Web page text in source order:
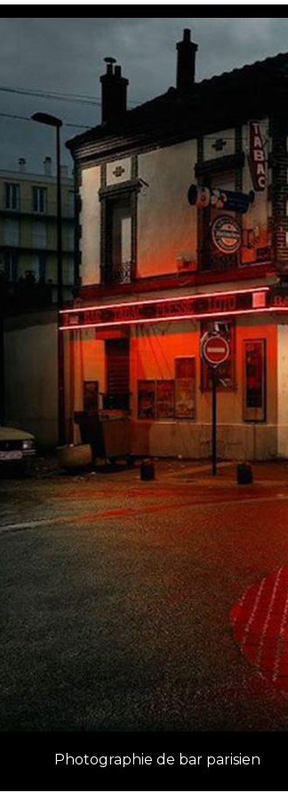
Photographie de bar parisien